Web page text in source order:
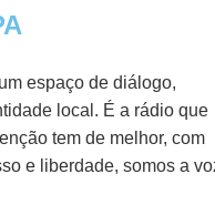
espaço de diálogo,
local. É a rádio que
tem de melhor, com
e liberdade, somos a